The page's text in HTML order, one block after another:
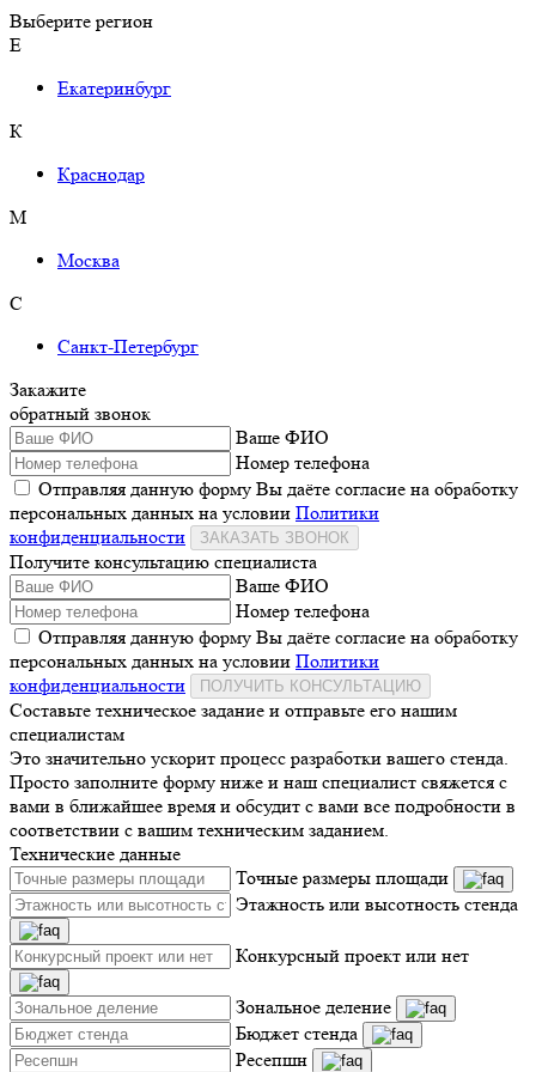
Выберите регион
Е
Екатеринбург
К
Краснодар
М
Москва
С
Санкт-Петербург
Закажите
обратный звонок
Ваше ФИО
Номер телефона
Отправляя данную форму Вы даёте согласие на обработку
персональных данных на условии Политики
конфиденциальности
ЗАКАЗАТЬ ЗВОНОК
Получите консультацию специалиста
Ваше ФИО
Номер телефона
Отправляя данную форму Вы даёте согласие на обработку
персональных данных на условии Политики
конфиденциальности
ПОЛУЧИТЬ КОНСУЛЬТАЦИЮ
Составьте техническое задание и отправьте его нашим
специалистам
Это значительно ускорит процесс разработки вашего стенда.
Просто заполните форму ниже и наш специалист свяжется с
вами в ближайшее время и обсудит с вами все подробности в
соответствии с вашим техническим заданием.
Технические данные
Точные размеры площади
Этажность или высотность стенда
Конкурсный проект или нет
Зональное деление
Бюджет стенда
Ресепшн